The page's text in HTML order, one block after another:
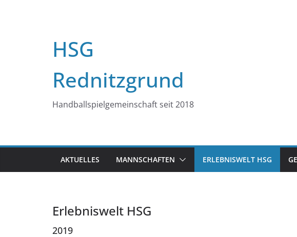
HSG
Rednitzgrund
Handballspielgemeinschaft seit 2018
AKTUELLES MANNSCHAFTEN ERLEBNISWELT HSG
Erlebniswelt HSG
2019